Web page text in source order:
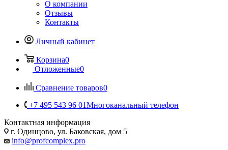
О компании
Отзывы
Контакты
Личный кабинет
Корзина0
Отложенные0
Сравнение товаров0
+7 495 543 96 01Многоканальный телефон
Контактная информация
г. Одинцово, ул. Баковская, дом 5
info@profcomplex.pro